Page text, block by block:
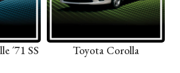
´71 SS
Toyota Corolla